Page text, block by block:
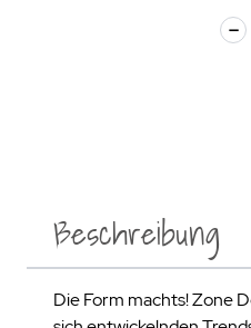
Beschreibung
Die Form machts! Zone